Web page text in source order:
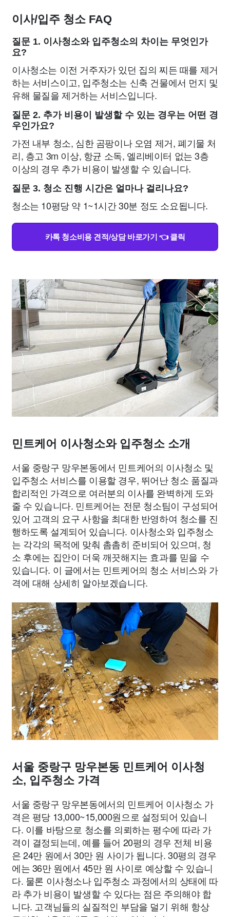
이사/입주 청소 FAQ
질문 1. 이사청소와 입주청소의 차이는 무엇인가
요?
이사청소는 이전 거주자가 있던 집의 찌든 때를 제거
하는 서비스이고, 입주청소는 신축 건물에서 먼지 및
유해 물질을 제거하는 서비스입니다.
질문 2. 추가 비용이 발생할 수 있는 경우는 어떤 경
우인가요?
가전 내부 청소, 심한 곰팡이나 오염 제거, 폐기물 처
리, 층고 3m 이상, 항균 소독, 엘리베이터 없는 3층
이상의 경우 추가 비용이 발생할 수 있습니다.
질문 3. 청소 진행 시간은 얼마나 걸리나요?
청소는 10평당 약 1~1시간 30분 정도 소요됩니다.
카톡 청소비용 견적/상담 바로가기 👈 클릭
민트케어 이사청소와 입주청소 소개
서울 중랑구 망우본동에서 민트케어의 이사청소 및
입주청소 서비스를 이용할 경우, 뛰어난 청소 품질과
합리적인 가격으로 여러분의 이사를 완벽하게 도와
줄 수 있습니다. 민트케어는 전문 청소팀이 구성되어
있어 고객의 요구 사항을 최대한 반영하여 청소를 진
행하도록 설계되어 있습니다. 이사청소와 입주청소
는 각각의 목적에 맞춰 촘촘히 준비되어 있으며, 청
소 후에는 집안이 더욱 깨끗해지는 효과를 믿을 수
있습니다. 이 글에서는 민트케어의 청소 서비스와 가
격에 대해 상세히 알아보겠습니다.
서울 중랑구 망우본동 민트케어 이사청
소, 입주청소 가격
서울 중랑구 망우본동에서의 민트케어 이사청소 가
격은 평당 13,000~15,000원으로 설정되어 있습니
다. 이를 바탕으로 청소를 의뢰하는 평수에 따라 가
격이 결정되는데, 예를 들어 20평의 경우 전체 비용
은 24만 원에서 30만 원 사이가 됩니다. 30평의 경우
에는 36만 원에서 45만 원 사이로 예상할 수 있습니
다. 물론 이사청소나 입주청소 과정에서의 상태에 따
라 추가 비용이 발생할 수 있다는 점은 주의해야 합
니다. 고객님들의 실질적인 부담을 덜기 위해 항상